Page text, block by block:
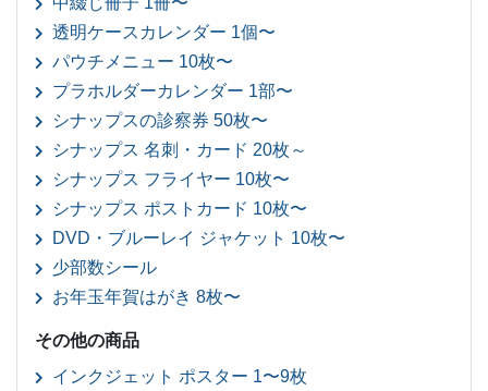
透明ケースカレンダー 1個〜
パウチメニュー 10枚〜
プラホルダーカレンダー 1部〜
シナップスの診察券 50枚〜
シナップス 名刺・カード 20枚～
シナップス フライヤー 10枚〜
シナップス ポストカード 10枚〜
DVD・ブルーレイ ジャケット 10枚〜
少部数シール
お年玉年賀はがき 8枚〜
その他の商品
インクジェット ポスター 1〜9枚